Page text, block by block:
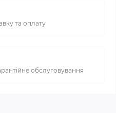
та оплату
обслуговування